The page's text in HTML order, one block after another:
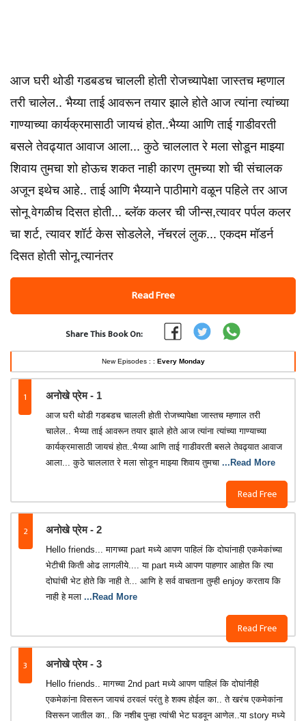
आज घरी थोडी गडबडच चालली होती रोजच्यापेक्षा जास्तच म्हणाल
तरी चालेल.. भैय्या ताई आवरून तयार झाले होते आज त्यांना त्यांच्या
गाण्याच्या कार्यक्रमासाठी जायचं होत..भैय्या आणि ताई गाडीवरती
बसले तेवढ्यात आवाज आला... कुठे चाललात रे मला सोडून माझ्या
शिवाय तुमचा शो होऊच शकत नाही कारण तुमच्या शो ची संचालक
अजून इथेच आहे.. ताई आणि भैय्याने पाठीमागे वळून पहिले तर आज
सोनू वेगळीच दिसत होती... ब्लॅक कलर ची जीन्स,त्यावर पर्पल कलर
चा शर्ट, त्यावर शॉर्ट केस सोडलेले, नॅचरलं लुक... एकदम मॉडर्न
दिसत होती सोनू.त्यानंतर
Read Free
Share This Book On:
New Episodes : : Every Monday
1 अनोखे प्रेम - 1
Read Free
आज घरी थोडी गडबडच चालली होती रोजच्यापेक्षा जास्तच म्हणाल तरी
चालेल.. भैय्या ताई आवरून तयार झाले होते आज त्यांना त्यांच्या गाण्याच्या
कार्यक्रमासाठी जायचं होत..भैय्या आणि ताई गाडीवरती बसले तेवढ्यात आवाज
आला... कुठे चाललात रे मला सोडून माझ्या शिवाय तुमचा ...Read More
2 अनोखे प्रेम - 2
Read Free
Hello friends... मागच्या part मध्ये आपण पाहिलं कि दोघांनाही एकमेकांच्या
भेटीची किती ओढ लागलीये.... या part मध्ये आपण पाहणार आहोत कि त्या
दोघांची भेट होते कि नाही ते... आणि हे सर्व वाचताना तुम्ही enjoy करताय कि
नाही हे मला ...Read More
3 अनोखे प्रेम - 3
Hello friends.. मागच्या 2nd part मध्ये आपण पाहिलं कि दोघांनीही
एकमेकांना विसरून जायचं ठरवलं परंतु हे शक्य होईल का.. ते खरंच एकमेकांना
विसरून जातील का.. कि नशीब पुन्हा त्यांची भेट घडवून आणेल..या story मध्ये